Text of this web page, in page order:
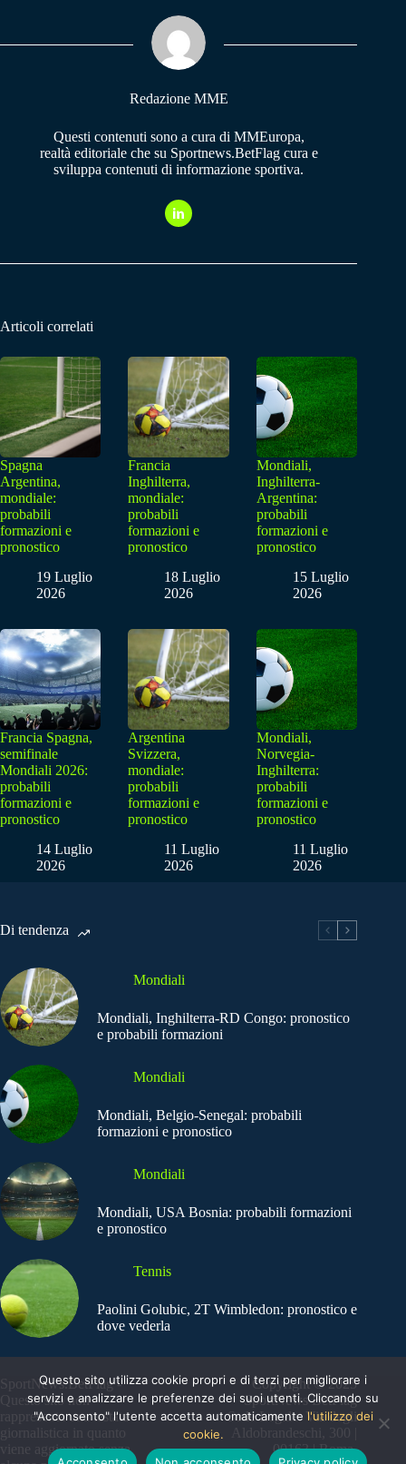
pp m
Redazione MME
Questi contenuti sono a cura di MMEuropa,
realtà editoriale che su Sportnews.BetFlag cura e
sviluppa contenuti di informazione sportiva.
Articoli correlati
Spagna
Argentina,
mondiale:
probabili
formazioni e
pronostico
19 Luglio
2026
Francia
Inghilterra,
mondiale:
probabili
formazioni e
pronostico
18 Luglio
2026
Mondiali,
Inghilterra-
Argentina:
probabili
formazioni e
pronostico
15 Luglio
2026
Francia Spagna,
semifinale
Mondiali 2026:
probabili
formazioni e
pronostico
14 Luglio
2026
Argentina
Svizzera,
mondiale:
probabili
formazioni e
pronostico
11 Luglio
2026
Mondiali,
Norvegia-
Inghilterra:
probabili
formazioni e
pronostico
11 Luglio
2026
Di tendenza
Mondiali
Mondiali, Inghilterra-RD Congo: pronostico
e probabili formazioni
Mondiali
Mondiali, Belgio-Senegal: probabili
formazioni e pronostico
Mondiali
Mondiali, USA Bosnia: probabili formazioni
e pronostico
Tennis
Paolini Golubic, 2T Wimbledon: pronostico e
dove vederla
SportNews.BetFlag -
Questo sito non
rappresenta una testata
giornalistica in quanto
viene aggiornato senza
Copyright © 2025
SportNews BetFlag
Sede Legale: Via degli
Aldobrandeschi, 300 |
00163 | Roma
Questo sito utilizza cookie propri e di terzi per migliorare i
servizi e analizzare le preferenze dei suoi utenti. Cliccando su
"Acconsento" l'utente accetta automaticamente l'utilizzo dei
cookie.